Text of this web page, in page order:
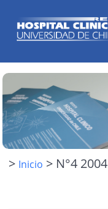
> Inicio > N°4 2004